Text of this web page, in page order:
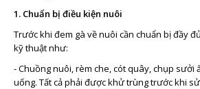
1. Chuẩn bị điều kiện nuôi
Trước khi đem gà về nuôi cần chuẩn bị đầy
kỹ thuật như:
- Chuồng nuôi, rèm che, cót quây, chụp sưởi
uống. Tất cả phải được khử trùng trước khi